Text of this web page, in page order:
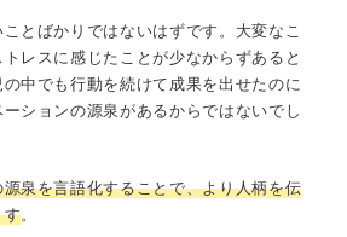
とばかりではないはずです。大変なこ
レスに感じたことが少なからずあると
中でも行動を続けて成果を出せたのに
ションの源泉があるからではないでし
泉を言語化することで、より人柄を伝
す。